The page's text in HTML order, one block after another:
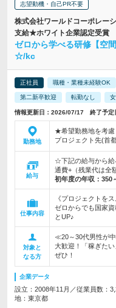
志望動機・自己PR不要
株式会社ワールドコーポレー
支給★ホワイト企業認定受賞
ゼロから学べる研修【空
☆/kc
正社員 職種・業種未経験OK
第二新卒歓迎 転勤なし
情報更新日：2026/07/17 終了予定
勤務地
★希望勤務地を考
プロジェクト先(首
給与
☆下記の給与から
通費+（残業代は全
初年度の年収： 350
仕事内容
《プロジェクトを
ゼロからでも国家
とUP♪
対象と
なる方
≪20～30代男性が
大歓迎！「稼ぎた
ぜひ！
企業データ
設立：2008年11月／従業員数：
地：東京都